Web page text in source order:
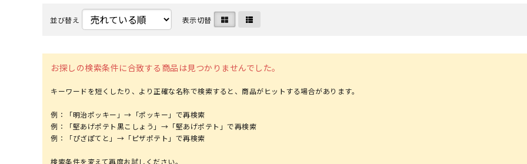
並び替え 表示切替
お探しの検索条件に合致する商品は見つかりませんでした。
キーワードを短くしたり、より正確な名称で検索すると、商品がヒットする場合があります。
例：「明治ポッキー」→「ポッキー」で再検索
例：「堅あげポテト黒こしょう」→「堅あげポテト」で再検索
例：「ぴざぽてと」→「ピザポテト」で再検索